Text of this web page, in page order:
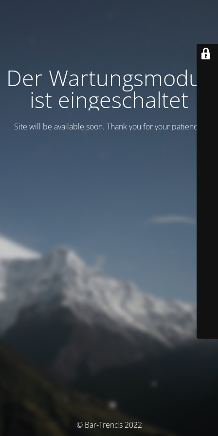
Der Wartungsmodus
ist eingeschaltet
Site will be available soon. Thank you for your patience!
© Bar-Trends 2022